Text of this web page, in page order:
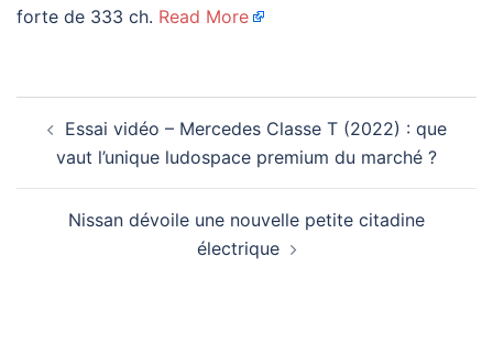
forte de 333 ch. Read More
d’article
Essai vidéo – Mercedes Classe T (2022) : que
vaut l’unique ludospace premium du marché ?
Nissan dévoile une nouvelle petite citadine
électrique